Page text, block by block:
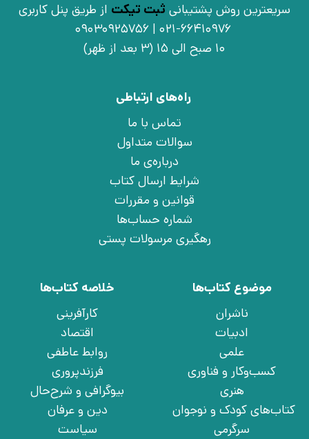
سریعترین روش پشتیبانی ثبت تیکت از طریق پنل کاربری
021-66410976 | 09030925756
10 صبح الی 15 (3 بعد از ظهر)
راه‌های ارتباطی
تماس با ما
سوالات متداول
درباره‌ی ما
شرایط ارسال کتاب
قوانین و مقررات
شماره حساب‌ها
رهگیری مرسولات پستی
موضوع کتاب‌ها
ناشران
ادبیات
علمی
کسب‌وکار و فناوری
هنری
کتاب‌های کودک و نوجوان
سرگرمی
خلاصه کتاب‌ها
کارآفرینی
اقتصاد
روابط عاطفی
فرزندپروری
بیوگرافی و شرح‌حال
دین و عرفان
سیاست